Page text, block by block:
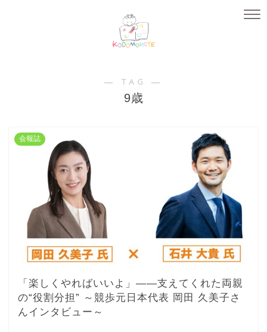
― TAG ―
9歳
会報誌
「楽しくやればいいよ」――支えてくれた両親
の“役割分担” ～競歩元日本代表 岡田 久美子さ
んインタビュー～